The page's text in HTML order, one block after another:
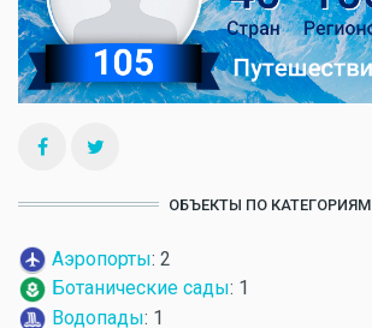
ОБЪЕКТЫ ПО КАТЕГОРИЯМ
Аэропорты: 2
Ботанические сады: 1
Водопады: 1